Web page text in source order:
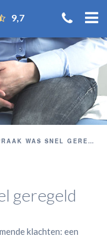
9,7
WAS SNEL GEREGELD"
geregeld
klachten: een